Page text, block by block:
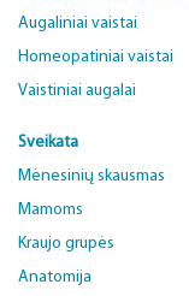
Augaliniai vaistai
Homeopatiniai vaistai
Vaistiniai augalai
Sveikata
Mėnesinių skausmas
Mamoms
Kraujo grupės
Anatomija